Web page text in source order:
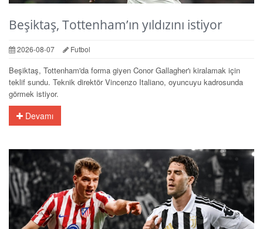
Beşiktaş, Tottenham’ın yıldızını istiyor
2026-08-07 Futbol
Beşiktaş, Tottenham'da forma giyen Conor Gallagher'ı kiralamak için
teklif sundu. Teknik direktör Vincenzo Italiano, oyuncuyu kadrosunda
görmek istiyor.
Devamı